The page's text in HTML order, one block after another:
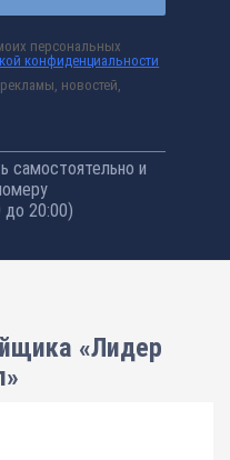
персональных
конфиденциальности
новостей,
самостоятельно и
до 20:00)
«Лидер